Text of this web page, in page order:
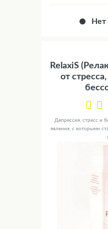
Нет
RelaxiS
от
Депрессия, стресс и
явления, с которыми